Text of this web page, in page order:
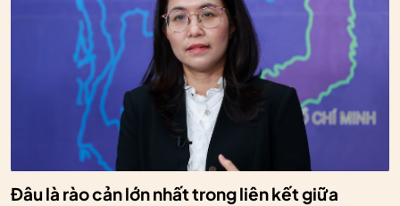
Đâu là rào cản lớn nhất trong liên kết giữa